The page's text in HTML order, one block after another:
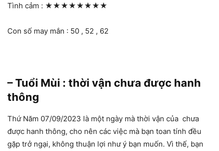
Tình cảm : ★★★★★★★★
Con số may mắn : 50 , 52 , 62
– Tuổi Mùi : thời vận chưa được hanh
thông
Thứ Năm 07/09/2023 là một ngày mà thời vận của chưa
được hanh thông, cho nên các việc mà bạn toan tính đều
gặp trở ngại, không thuận lợi như ý bạn muốn. Vì thế, bạn